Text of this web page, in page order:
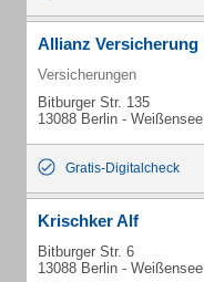
Allianz Versicherung
Versicherungen
Bitburger Str. 135
13088 Berlin - Weißensee
Gratis-Digitalcheck
Krischker Alf
Bitburger Str. 6
13088 Berlin - Weißensee